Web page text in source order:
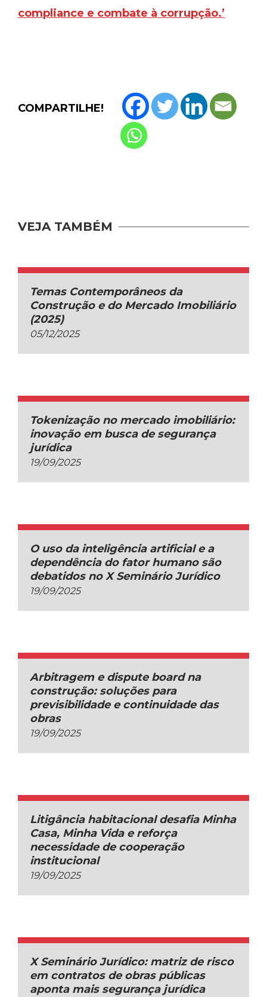
compliance e combate à corrupção.’
COMPARTILHE!
VEJA TAMBÉM
Temas Contemporâneos da
Construção e do Mercado Imobiliário
(2025)
05/12/2025
Tokenização no mercado imobiliário:
inovação em busca de segurança
jurídica
19/09/2025
O uso da inteligência artificial e a
dependência do fator humano são
debatidos no X Seminário Jurídico
19/09/2025
Arbitragem e dispute board na
construção: soluções para
previsibilidade e continuidade das
obras
19/09/2025
Litigância habitacional desafia Minha
Casa, Minha Vida e reforça
necessidade de cooperação
institucional
19/09/2025
X Seminário Jurídico: matriz de risco
em contratos de obras públicas
aponta mais segurança jurídica